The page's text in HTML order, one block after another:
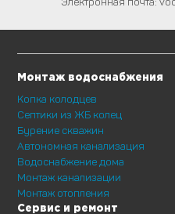
Монтаж водоснабжения
Копка колодцев
Септики из ЖБ колец
Бурение скважин
Автономная канализация
Водоснабжение дома
Монтаж канализации
Монтаж отопления
Сервис и ремонт